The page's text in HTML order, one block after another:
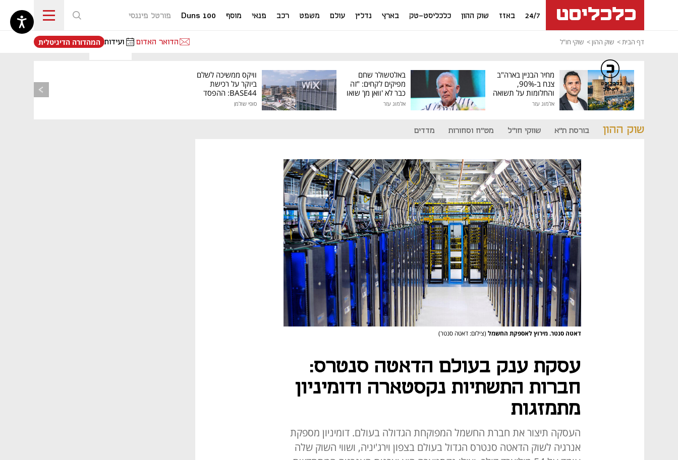
24/7 באזז שוק ההון כלכליסט-טק בארץ נדל"ן עולם משפט רכב פנאי מוסף Duns 100 פורטל פיננסי
דף הבית שוק ההון שוקי חו"ל הדואר האדום ועידות
נפתח בכרטיסייה חדשה
המהדורה הדיגיטלית
מחיר הבניין בארה"ב
צנח ב-90%,
והחלומות על תשואה
גבוהה התנפצו
אלמוג עזר
באלטשולר שחם
מפיקים לקחים: "זה
כבר לא 'וואן מן' שואו
של גילעד"
אלמוג עזר
וויקס ממשיכה לשלם
ביוקר על רכישת
BASE44: ההפסד
סופי שולמן
שוק ההון בורסת ת"א שווקי חו"ל מט"ח וסחורות מדדים
דאטה סנטר. מירוץ לאספקת החשמל (צילום: דאטה סנטר)
כלכליסט
דיגיטל
עסקת ענק בעולם הדאטה סנטרס:
חברות התשתיות נקסטארה ודומיניון
מתמזגות
העסקה תיצור את חברת החשמל המפוקחת הגדולה בעולם. דומיניון מספקת
אנרגיה לשוק הדאטה סנטרס הגדול בעולם בצפון וירג'יניה, ושווי השוק שלה